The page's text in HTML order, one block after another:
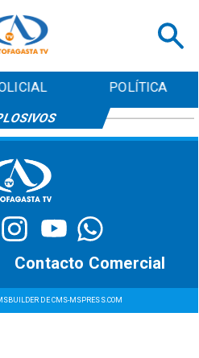
POLÍTICA
DE CMS-MSPRESS.COM
Contacto Comercial